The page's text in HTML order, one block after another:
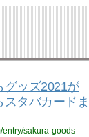
グッズ2021が
タバカードま
entry/sakura-goods